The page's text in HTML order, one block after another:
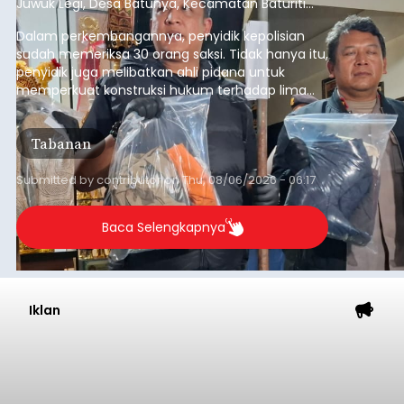
yang terjadi beberapa waktu lalu.
Dalam perkembangannya, penyidik kepolisian
sudah memeriksa 30 orang saksi. Tidak hanya itu,
penyidik juga melibatkan ahli pidana untuk
memperkuat konstruksi hukum terhadap lima
orang tersangka yang saat ini ditahan.
Tabanan
Submitted bycontributoronThu, 08/06/2026 - 06:17
Baca Selengkapnya
Iklan